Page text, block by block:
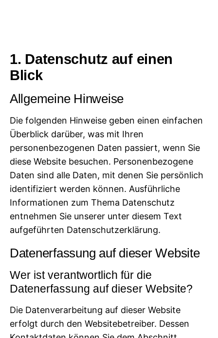
1. Datenschutz auf einen
Blick
Allgemeine Hinweise
Die folgenden Hinweise geben einen einfachen
Überblick darüber, was mit Ihren
personenbezogenen Daten passiert, wenn Sie
diese Website besuchen. Personenbezogene
Daten sind alle Daten, mit denen Sie persönlich
identifiziert werden können. Ausführliche
Informationen zum Thema Datenschutz
entnehmen Sie unserer unter diesem Text
aufgeführten Datenschutzerklärung.
Datenerfassung auf dieser Website
Wer ist verantwortlich für die
Datenerfassung auf dieser Website?
Die Datenverarbeitung auf dieser Website
erfolgt durch den Websitebetreiber. Dessen